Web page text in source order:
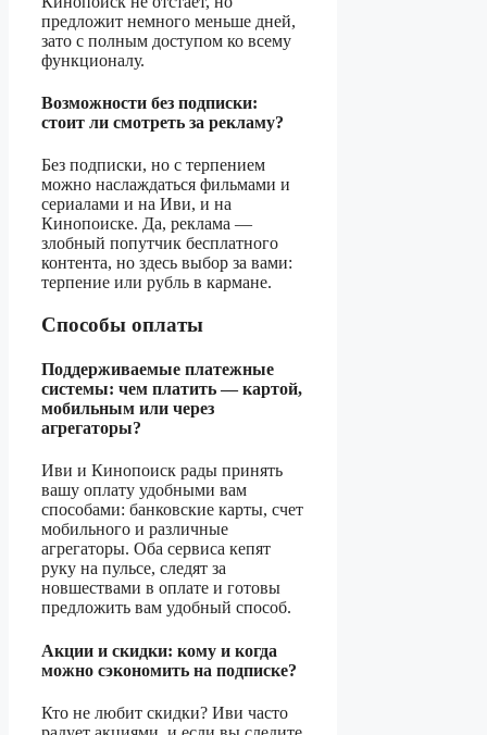
предложит немного меньше дней,
зато с полным доступом ко всему
функционалу.
Возможности без подписки:
стоит ли смотреть за рекламу?
Без подписки, но с терпением
можно наслаждаться фильмами и
сериалами и на Иви, и на
Кинопоиске. Да, реклама —
злобный попутчик бесплатного
контента, но здесь выбор за вами:
терпение или рубль в кармане.
Способы оплаты
Поддерживаемые платежные
системы: чем платить — картой,
мобильным или через
агрегаторы?
Иви и Кинопоиск рады принять
вашу оплату удобными вам
способами: банковские карты, счет
мобильного и различные
агрегаторы. Оба сервиса кепят
руку на пульсе, следят за
новшествами в оплате и готовы
предложить вам удобный способ.
Акции и скидки: кому и когда
можно сэкономить на подписке?
Кто не любит скидки? Иви часто